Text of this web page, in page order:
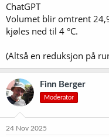
ChatGPT
Volumet blir omtrent
kjøles ned til 4 °C.
(Altså en reduksjon på
Finn Berger
Moderator
24 Nov 2025